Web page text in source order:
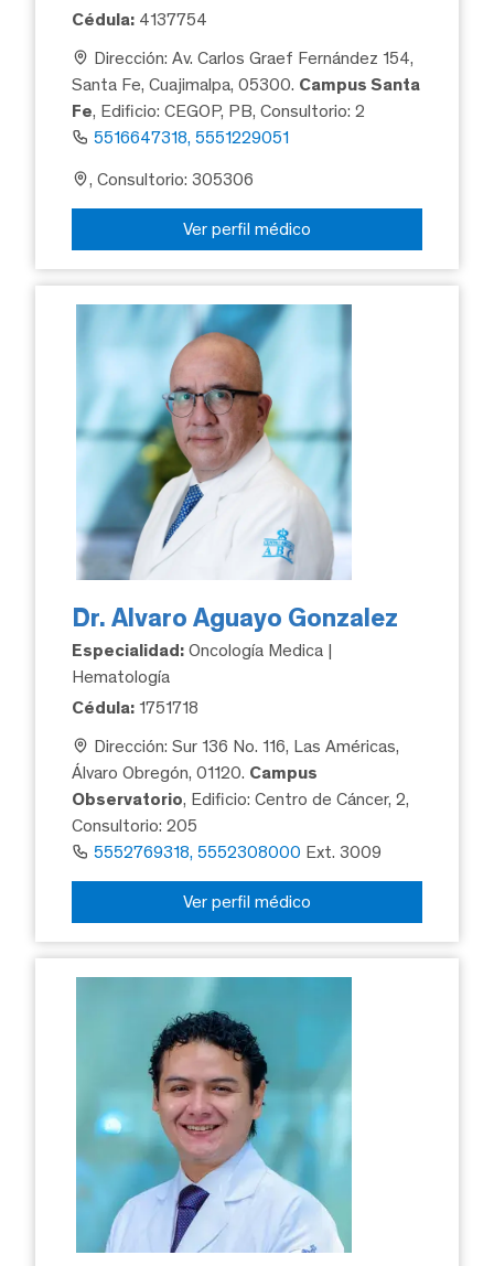
Cédula: 4137754
Dirección: Av. Carlos Graef Fernández 154,
Santa Fe, Cuajimalpa, 05300. Campus Santa
Fe, Edificio: CEGOP, PB, Consultorio: 2
5516647318, 5551229051
, Consultorio: 305306
Ver perfil médico
Dr. Alvaro Aguayo Gonzalez
Especialidad: Oncología Medica |
Hematología
Cédula: 1751718
Dirección: Sur 136 No. 116, Las Américas,
Álvaro Obregón, 01120. Campus
Observatorio, Edificio: Centro de Cáncer, 2,
Consultorio: 205
5552769318, 5552308000 Ext. 3009
Ver perfil médico